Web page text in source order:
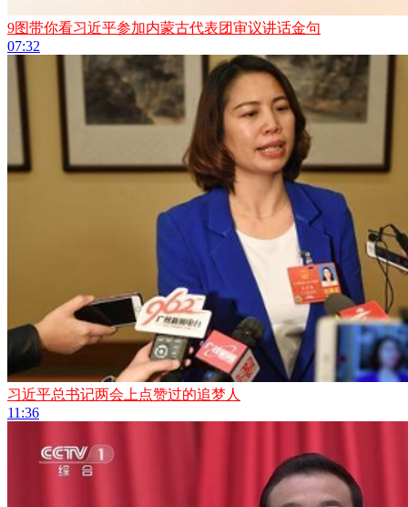
9图带你看习近平参加内蒙古代表团审议讲话金句
07:32
习近平总书记两会上点赞过的追梦人
11:36